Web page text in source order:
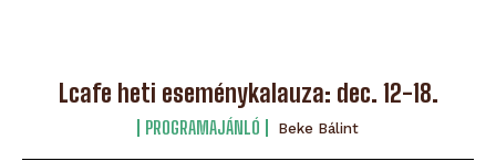
Lcafe heti eseménykalauza: dec. 12-18.
PROGRAMAJÁNLÓ Beke Bálint